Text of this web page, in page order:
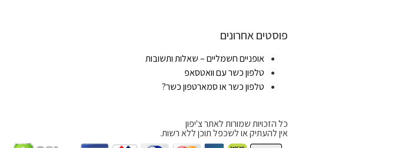
פוסטים אחרונים
אופניים חשמליים – שאלות ותשובות
טלפון כשר עם וואטסאפ
טלפון כשר או סמארטפון כשר?
כל הזכויות שמורות לאתר צ'יפון
אין להעתיק או לשכפל תוכן ללא רשות.